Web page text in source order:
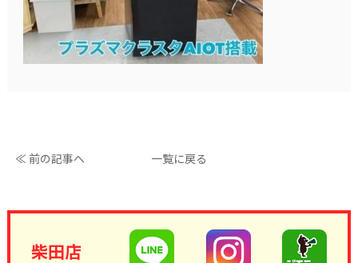
≪ 前の記事へ 一覧に戻る
柴田店